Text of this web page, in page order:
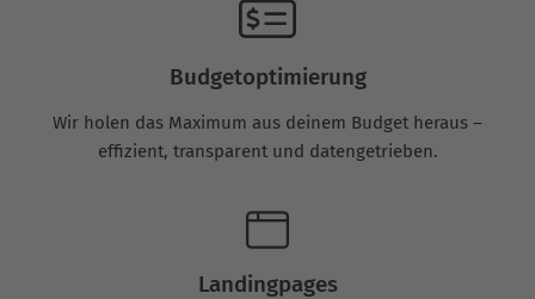
Budgetoptimierung
Wir holen das Maximum aus deinem Budget heraus –
effizient, transparent und datengetrieben.
Landingpages